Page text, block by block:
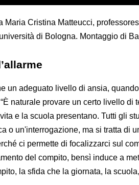
Maria Cristina Matteucci,
di Bologna. Montaggio di
un adeguato livello di ansia,
naturale provare un certo livello di
e la scuola presentano. Tutti gli
o un'interrogazione, ma si tratta di
ci permette di focalizzarci sul
del compito, bensì induce a
la sfida che la giornata, la